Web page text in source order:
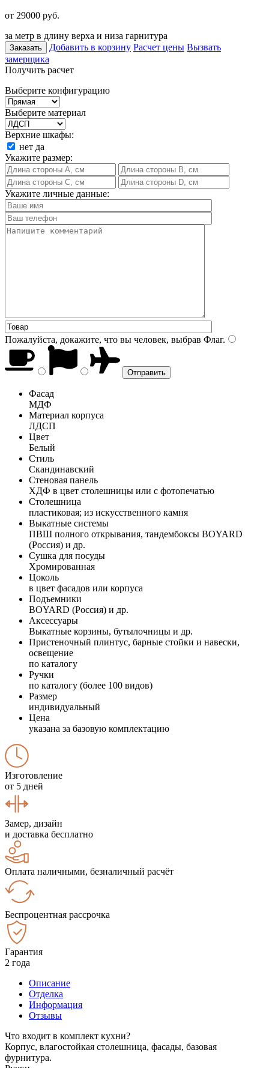
от 29000 руб.
за метр в длину верха и низа гарнитура
Заказать Добавить в корзину Расчет цены Вызвать
замерщика
Получить расчет
Выберите конфигурацию
Выберите материал
Верхние шкафы:
нет да
Укажите размер:
Укажите личные данные:
Пожалуйста, докажите, что вы человек, выбрав Флаг.
Фасад
МДФ
Материал корпуса
ЛДСП
Цвет
Белый
Стиль
Скандинавский
Стеновая панель
ХДФ в цвет столешницы или с фотопечатью
Столешница
пластиковая; из искусственного камня
Выкатные системы
ПВШ полного открывания, тандембоксы BOYARD
(Россия) и др.
Сушка для посуды
Хромированная
Цоколь
в цвет фасадов или корпуса
Подъемники
BOYARD (Россия) и др.
Аксессуары
Выкатные корзины, бутылочницы и др.
Пристеночный плинтус, барные стойки и навески,
освещение
по каталогу
Ручки
по каталогу (более 100 видов)
Размер
индивидуальный
Цена
указана за базовую комплектацию
Изготовление
от 5 дней
Замер, дизайн
и доставка бесплатно
Оплата наличными, безналичный расчёт
Беспроцентная рассрочка
Гарантия
2 года
Описание
Отделка
Информация
Отзывы
Что входит в комплект кухни?
Корпус, влагостойкая столешница, фасады, базовая
фурнитура.